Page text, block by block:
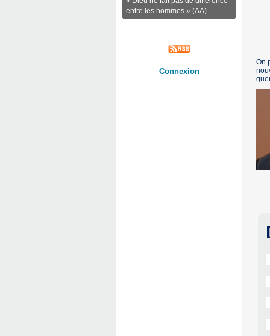
On
entre les hommes » (AA)
Connexion